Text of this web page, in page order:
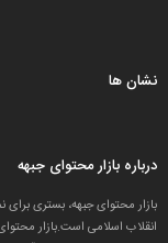
نشان ها
درباره بازار محتوای جبهه
بازار محتوای جبهه، بستری
انقلاب اسلامی است.بازار